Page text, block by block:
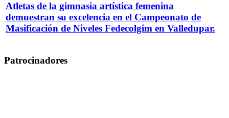
Atletas de la gimnasia artística femenina
demuestran su excelencia en el Campeonato de
Masificación de Niveles Fedecolgim en Valledupar.
Patrocinadores